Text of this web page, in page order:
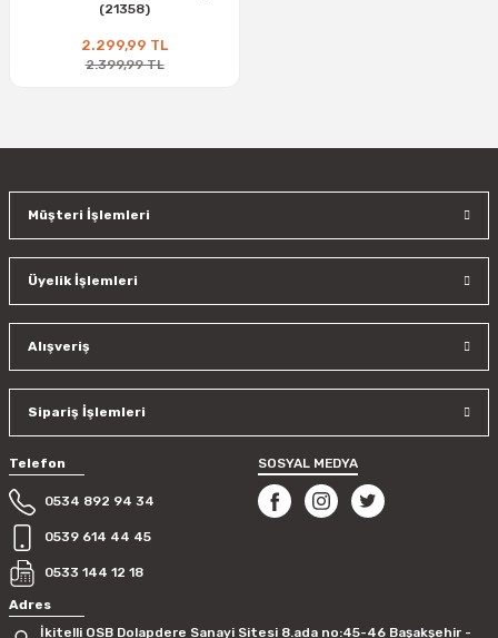
(21358)
2.299,99 TL
2.399,99 TL
Müşteri İşlemleri
Üyelik İşlemleri
Alışveriş
Sipariş İşlemleri
Telefon
0534 892 94 34
0539 614 44 45
0533 144 12 18
SOSYAL MEDYA
Adres
İkitelli OSB Dolapdere Sanayi Sitesi 8.ada no:45-46 Başakşehir -